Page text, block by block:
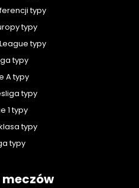
typy
typy
typy
typy
A typy
typy
1 typy
typy
typy